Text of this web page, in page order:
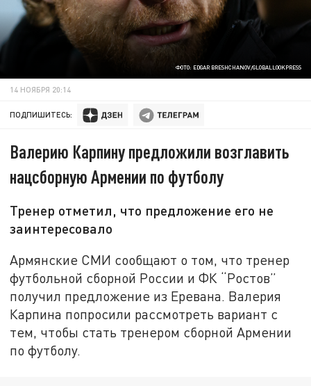
ФОТО: EDGAR BRESHCHANOV/GLOBALLOOKPRESS
14 НОЯБРЯ 20:14
ПОДПИШИТЕСЬ:
Валерию Карпину предложили возглавить
нацсборную Армении по футболу
Тренер отметил, что предложение его не
заинтересовало
Армянские СМИ сообщают о том, что тренер
футбольной сборной России и ФК “Ростов”
получил предложение из Еревана. Валерия
Карпина попросили рассмотреть вариант с
тем, чтобы стать тренером сборной Армении
по футболу.